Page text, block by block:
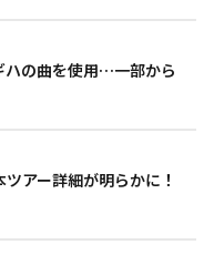
ハの曲を使用…一部から
アー詳細が明らかに！